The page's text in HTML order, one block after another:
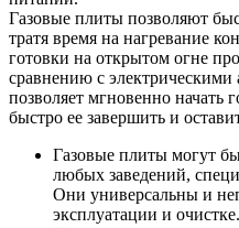
Газовые плиты позволяют
тратя время на нагревание
готовки на открытом огне
сравнению с электрическими
позволяет мгновенно начать
быстро ее завершить и
Газовые плиты могут
любых заведений,
Они универсальны и
эксплуатации и очистке.